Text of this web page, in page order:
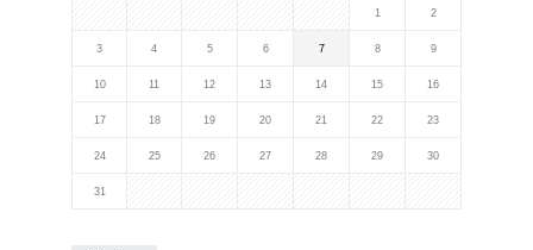
1 2
3 4 5 6 7 8 9
10 11 12 13 14 15 16
17 18 19 20 21 22 23
24 25 26 27 28 29 30
31